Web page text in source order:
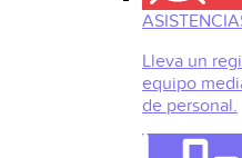
Lleva un
equipo
de personal.